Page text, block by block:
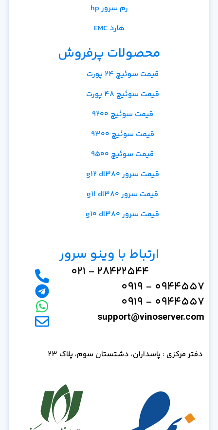
رم سرور hp
هارد EMC
محصولات پرفروش
قیمت سوئیچ 24 پورت
قیمت سوئیچ 48 پورت
قیمت سوئیچ 9200
قیمت سوئیچ 9300
قیمت سوئیچ 9500
قیمت سرور g12 dl380
قیمت سرور g11 dl380
قیمت سرور g10 dl380
ارتباط با وینو سرور
28422544 - 021
0944557 - 0919
0944557 - 0919
support@vinoserver.com
دفتر مرکزی : پاسداران، دشتستان سوم، پلاک 23